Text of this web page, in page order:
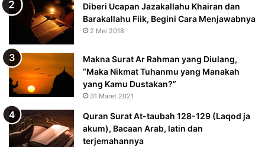
Diberi Ucapan Jazakallahu Khairan dan
Barakallahu Fiik, Begini Cara Menjawabnya
2 Mei 2018
Makna Surat Ar Rahman yang Diulang,
“Maka Nikmat Tuhanmu yang Manakah
yang Kamu Dustakan?”
31 Maret 2021
Quran Surat At-taubah 128-129 (Laqod ja
akum), Bacaan Arab, latin dan
terjemahannya